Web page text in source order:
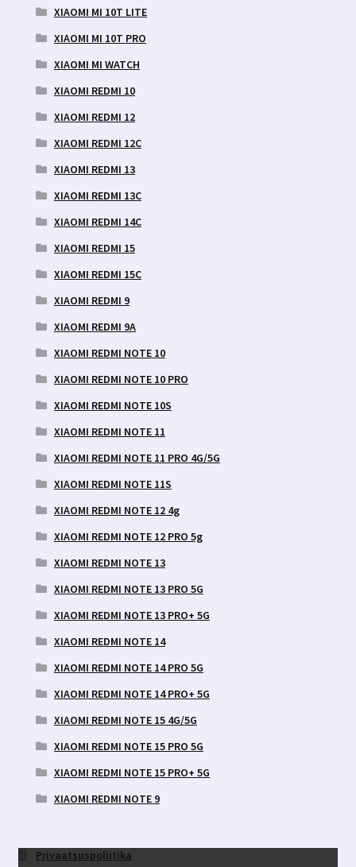
XIAOMI MI 10T LITE
XIAOMI MI 10T PRO
XIAOMI MI WATCH
XIAOMI REDMI 10
XIAOMI REDMI 12
XIAOMI REDMI 12C
XIAOMI REDMI 13
XIAOMI REDMI 13C
XIAOMI REDMI 14C
XIAOMI REDMI 15
XIAOMI REDMI 15C
XIAOMI REDMI 9
XIAOMI REDMI 9A
XIAOMI REDMI NOTE 10
XIAOMI REDMI NOTE 10 PRO
XIAOMI REDMI NOTE 10S
XIAOMI REDMI NOTE 11
XIAOMI REDMI NOTE 11 PRO 4G/5G
XIAOMI REDMI NOTE 11S
XIAOMI REDMI NOTE 12 4g
XIAOMI REDMI NOTE 12 PRO 5g
XIAOMI REDMI NOTE 13
XIAOMI REDMI NOTE 13 PRO 5G
XIAOMI REDMI NOTE 13 PRO+ 5G
XIAOMI REDMI NOTE 14
XIAOMI REDMI NOTE 14 PRO 5G
XIAOMI REDMI NOTE 14 PRO+ 5G
XIAOMI REDMI NOTE 15 4G/5G
XIAOMI REDMI NOTE 15 PRO 5G
XIAOMI REDMI NOTE 15 PRO+ 5G
XIAOMI REDMI NOTE 9
Privaatsuspoliitika